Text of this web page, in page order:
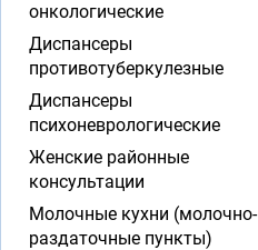
онкологические
Диспансеры
противотуберкулезные
Диспансеры
психоневрологические
Женские районные
консультации
Молочные кухни (молочно-
раздаточные пункты)